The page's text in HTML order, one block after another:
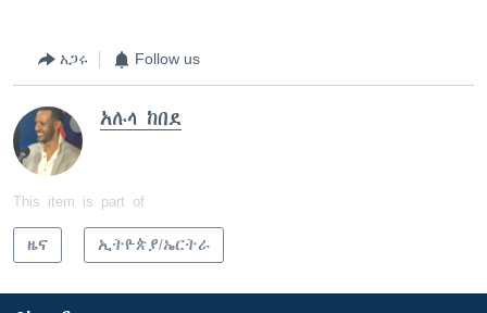
አጋሩ Follow us
አሉላ ከበደ
This item is part of
ዜና ኢትዮጵያ/ኤርትራ